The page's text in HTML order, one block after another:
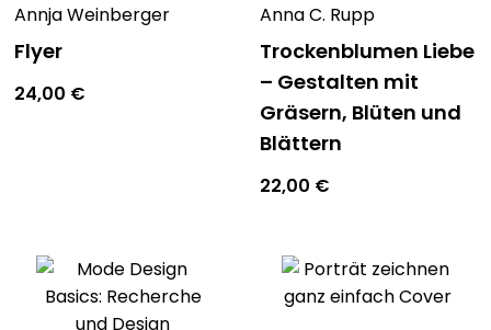
Annja Weinberger
Flyer
24,00 €
Anna C. Rupp
Trockenblumen Liebe
– Gestalten mit
Gräsern, Blüten und
Blättern
22,00 €